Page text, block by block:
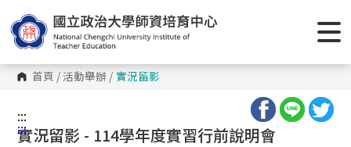
到
主
要
內
容
區 首頁 /活動舉辦 / 實況留影
:::
:::
實況留影 - 114學年度實習行前說明會